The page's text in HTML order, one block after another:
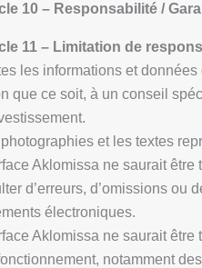
10 – Responsabilité /
11 – Limitation de
les informations et
que ce soit, à un conseil
photographies et les textes
Aklomissa ne saurait
d’erreurs, d’omissions ou
électroniques.
Aklomissa ne saurait
notamment